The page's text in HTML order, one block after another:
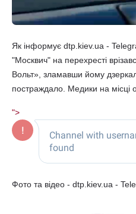
Як інформує dtp.kiev.ua -
"Москвич" на перехресті
Вольт», зламавши йому
постраждало. Медики на місці
">
Фото та відео - dtp.kiev.ua -